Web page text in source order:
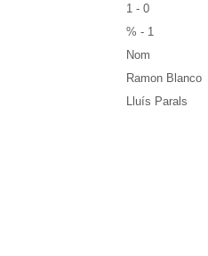
1 - 0
% - 1
Nom
Ramon Blanco
Lluís Parals